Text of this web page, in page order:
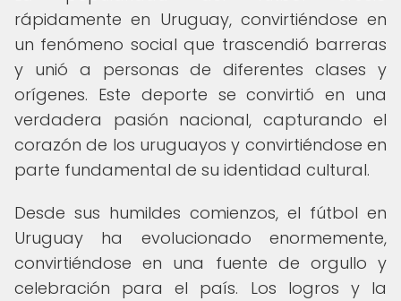
rápidamente en Uruguay, convirtiéndose en
un fenómeno social que trascendió barreras
y unió a personas de diferentes clases y
orígenes. Este deporte se convirtió en una
verdadera pasión nacional, capturando el
corazón de los uruguayos y convirtiéndose en
parte fundamental de su identidad cultural.
Desde sus humildes comienzos, el fútbol en
Uruguay ha evolucionado enormemente,
convirtiéndose en una fuente de orgullo y
celebración para el país. Los logros y la